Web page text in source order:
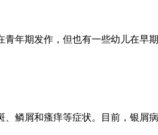
年期发作，但也有一些幼儿在早
鳞屑和瘙痒等症状。目前，银屑